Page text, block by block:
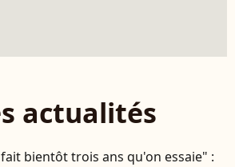
actualités
fait bientôt trois ans qu'on essaie" :